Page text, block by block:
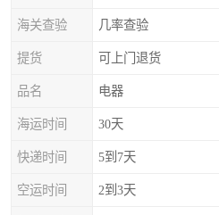
海关查验 几率查验
提货 可上门退货
品名 电器
海运时间 30天
快递时间 5到7天
空运时间 2到3天